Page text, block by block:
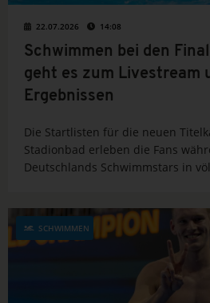
22.07.2026 14:08
Schwimmen bei den
geht es zum Livestream
Ergebnissen
Die Startlisten für die neuen
Stadionbad erleben die Fans
Deutschlands Schwimmstars in
SCHWIMMEN